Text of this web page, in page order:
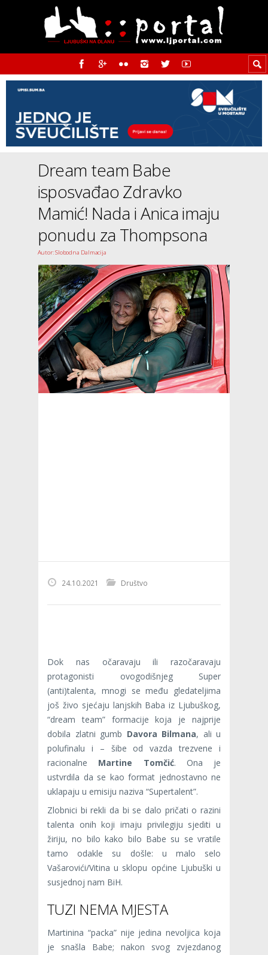
Dream team Babe
isposvađao Zdravko
Mamić! Nada i Anica imaju
ponudu za Thompsona
Autor: Slobodna Dalmacija
24.10.2021 Društvo
Dok nas očaravaju ili razočaravaju
protagonisti ovogodišnjeg Super
(anti)talenta, mnogi se među gledateljima
još živo sjećaju lanjskih Baba iz Ljubuškog,
“dream team” formacije koja je najprije
dobila zlatni gumb Davora Bilmana, ali u
polufinalu i – šibe od vazda trezvene i
racionalne Martine Tomčić. Ona je
ustvrdila da se kao format jednostavno ne
uklapaju u emisiju naziva “Supertalent”.
Zlobnici bi rekli da bi se dalo pričati o razini
talenta onih koji imaju privilegiju sjediti u
žiriju, no bilo kako bilo Babe su se vratile
tamo odakle su došle: u malo selo
Vašarovići/Vitina u sklopu općine Ljubuški u
susjednoj nam BiH.
TUZI NEMA MJESTA
Martinina “packa” nije jedina nevoljica koja
je snašla Babe; nakon svog zvjezdanog